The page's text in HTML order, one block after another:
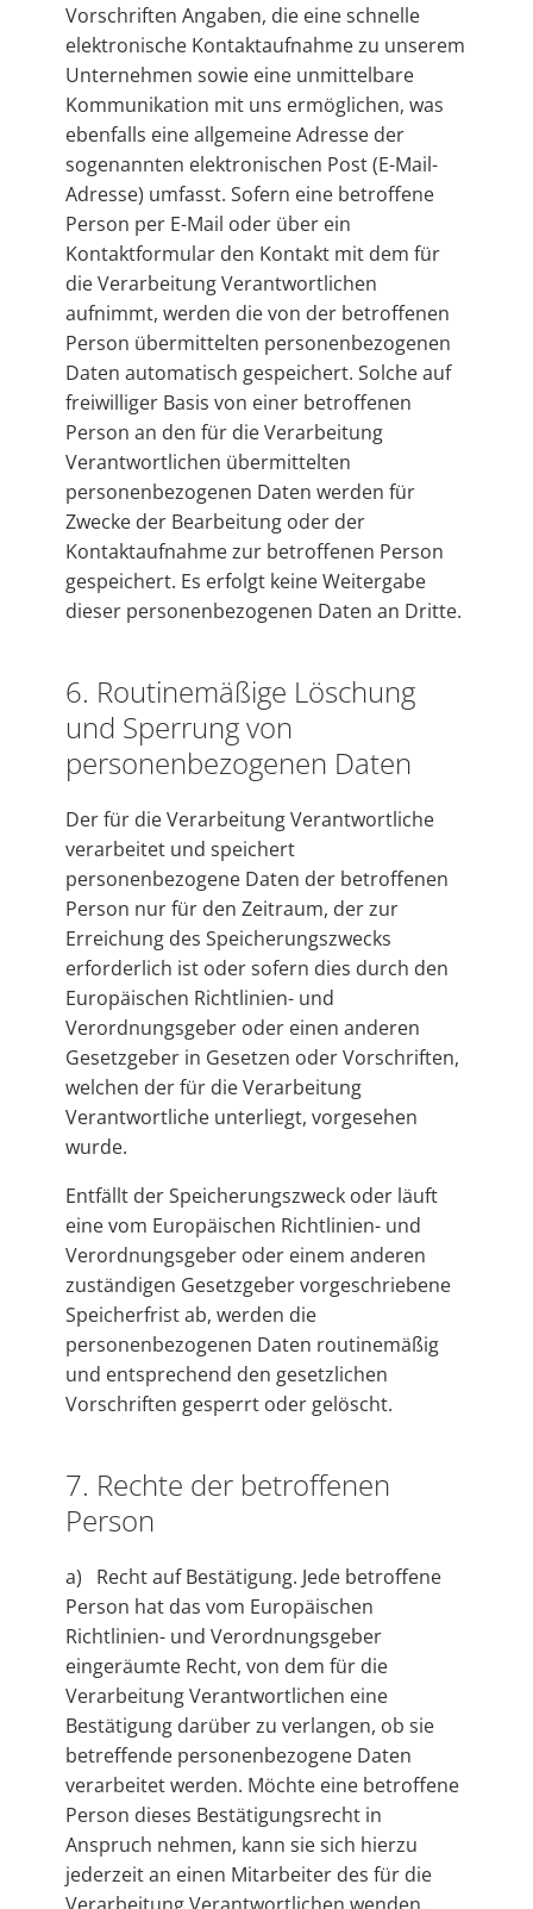
Vorschriften Angaben, die eine schnelle
elektronische Kontaktaufnahme zu unserem
Unternehmen sowie eine unmittelbare
Kommunikation mit uns ermöglichen, was
ebenfalls eine allgemeine Adresse der
sogenannten elektronischen Post (E-Mail-
Adresse) umfasst. Sofern eine betroffene
Person per E-Mail oder über ein
Kontaktformular den Kontakt mit dem für
die Verarbeitung Verantwortlichen
aufnimmt, werden die von der betroffenen
Person übermittelten personenbezogenen
Daten automatisch gespeichert. Solche auf
freiwilliger Basis von einer betroffenen
Person an den für die Verarbeitung
Verantwortlichen übermittelten
personenbezogenen Daten werden für
Zwecke der Bearbeitung oder der
Kontaktaufnahme zur betroffenen Person
gespeichert. Es erfolgt keine Weitergabe
dieser personenbezogenen Daten an Dritte.
6. Routinemäßige Löschung
und Sperrung von
personenbezogenen Daten
Der für die Verarbeitung Verantwortliche
verarbeitet und speichert
personenbezogene Daten der betroffenen
Person nur für den Zeitraum, der zur
Erreichung des Speicherungszwecks
erforderlich ist oder sofern dies durch den
Europäischen Richtlinien- und
Verordnungsgeber oder einen anderen
Gesetzgeber in Gesetzen oder Vorschriften,
welchen der für die Verarbeitung
Verantwortliche unterliegt, vorgesehen
wurde.
Entfällt der Speicherungszweck oder läuft
eine vom Europäischen Richtlinien- und
Verordnungsgeber oder einem anderen
zuständigen Gesetzgeber vorgeschriebene
Speicherfrist ab, werden die
personenbezogenen Daten routinemäßig
und entsprechend den gesetzlichen
Vorschriften gesperrt oder gelöscht.
7. Rechte der betroffenen
Person
a) Recht auf Bestätigung. Jede betroffene
Person hat das vom Europäischen
Richtlinien- und Verordnungsgeber
eingeräumte Recht, von dem für die
Verarbeitung Verantwortlichen eine
Bestätigung darüber zu verlangen, ob sie
betreffende personenbezogene Daten
verarbeitet werden. Möchte eine betroffene
Person dieses Bestätigungsrecht in
Anspruch nehmen, kann sie sich hierzu
jederzeit an einen Mitarbeiter des für die